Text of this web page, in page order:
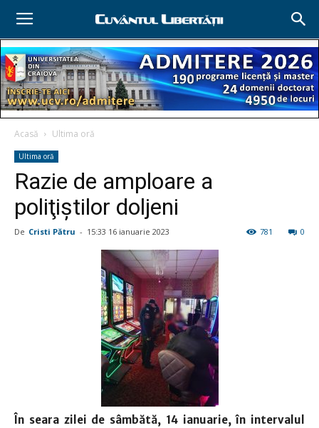
Acasă Ultima oră
Ultima oră
Razie de amploare a
poliţiştilor doljeni
De Cristi Pătru - 15:33 16 ianuarie 2023 0
781
În seara zilei de sâmbătă, 14 ianuarie, în intervalul